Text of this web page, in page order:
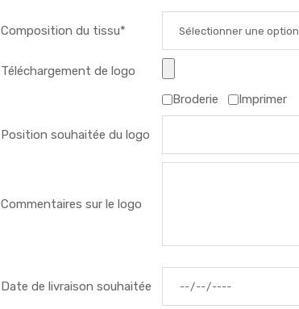
Composition du tissu* Sélectionner une option
Téléchargement de logo
Broderie
Imprimer
Position souhaitée du logo
Commentaires sur le logo
Date de livraison souhaitée
Bandes réfléchissantes